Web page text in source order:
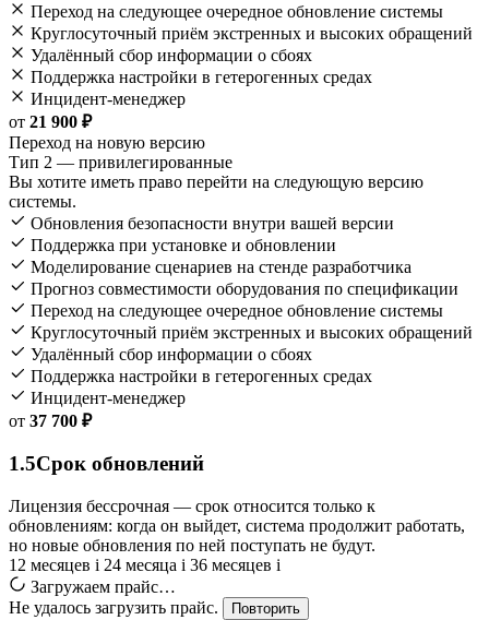
Переход на следующее очередное обновление системы
Круглосуточный приём экстренных и высоких обращений
Удалённый сбор информации о сбоях
Поддержка настройки в гетерогенных средах
Инцидент-менеджер
от 21 900 ₽
Переход на новую версию
Тип 2 — привилегированные
Вы хотите иметь право перейти на следующую версию
системы.
Обновления безопасности внутри вашей версии
Поддержка при установке и обновлении
Моделирование сценариев на стенде разработчика
Прогноз совместимости оборудования по спецификации
Переход на следующее очередное обновление системы
Круглосуточный приём экстренных и высоких обращений
Удалённый сбор информации о сбоях
Поддержка настройки в гетерогенных средах
Инцидент-менеджер
от 37 700 ₽
1.5Срок обновлений
Лицензия бессрочная — срок относится только к
обновлениям: когда он выйдет, система продолжит работать,
но новые обновления по ней поступать не будут.
12 месяцев i 24 месяца i 36 месяцев i
Загружаем прайс…
Не удалось загрузить прайс.
Повторить